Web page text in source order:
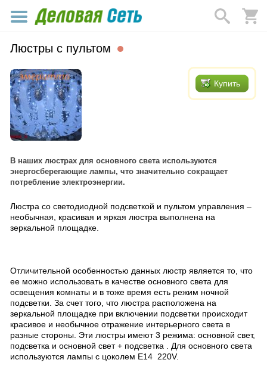
Люстры с пультом
Купить
В наших люстрах для основного света используются
энергосберегающие лампы, что значительно сокращает
потребление электроэнергии.
Люстра со светодиодной подсветкой и пультом управления –
необычная, красивая и яркая люстра выполнена на
зеркальной площадке.
Отличительной особенностью данных люстр является то, что
ее можно использовать в качестве основного света для
освещения комнаты и в тоже время есть режим ночной
подсветки. За счет того, что люстра расположена на
зеркальной площадке при включении подсветки происходит
красивое и необычное отражение интерьерного света в
разные стороны. Эти люстры имеют 3 режима: основной свет,
подсветка и основной свет + подсветка . Для основного света
используются лампы с цоколем Е14 220V.